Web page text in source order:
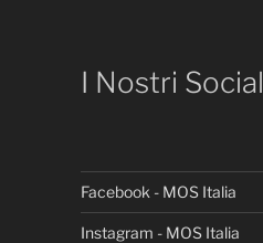
I Nostri Social
Facebook - MOS Italia
Instagram - MOS Italia